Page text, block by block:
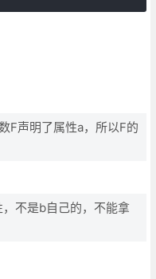
F声明了属性a，所以F的
不是b自己的，不能拿